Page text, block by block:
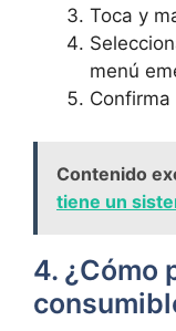
Toca y
menú
Contenido
tiene un
4. ‌¿Cómo